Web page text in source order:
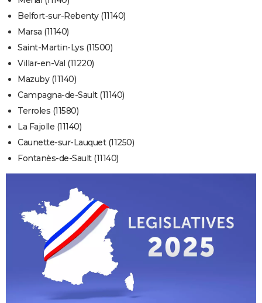
Belfort-sur-Rebenty (11140)
Marsa (11140)
Saint-Martin-Lys (11500)
Villar-en-Val (11220)
Mazuby (11140)
Campagna-de-Sault (11140)
Terroles (11580)
La Fajolle (11140)
Caunette-sur-Lauquet (11250)
Fontanès-de-Sault (11140)